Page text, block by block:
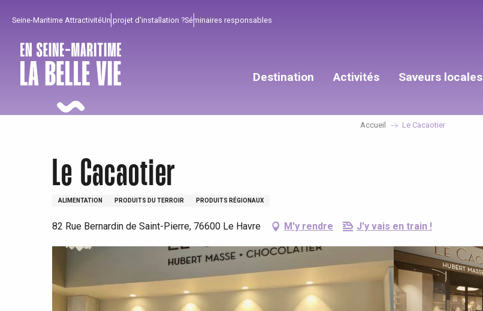
principal
Seine-Maritime AttractivitéUn projet d'installation ?Séminaires responsables
Destination Activités
Pour profiter
Quand il pleut
Saveurs locales
Incontournables
Meilleurs brunch
Restaurants avec vue
Bien de chez nous !
Séjours en train
Accueil Le Cacaotier
Le Cacaotier
ALIMENTATION PRODUITS DU TERROIR PRODUITS RÉGIONAUX
82 Rue Bernardin de Saint-Pierre, 76600 Le Havre M'y rendre J'y vais en train !